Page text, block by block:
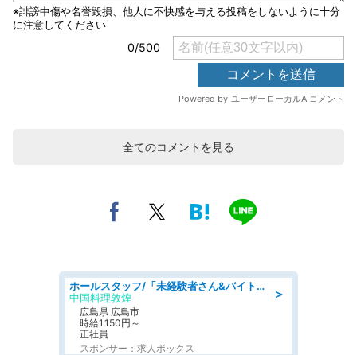
全てのコメントを見る
＞
ホールスタッフ/「未経験者さん&バイトデビューも大歓迎」残業ほぼなし×1日3時間〜勤務OK!フォロー体制も充実/広島県/広島市南区
中国料理敦煌
広島県 広島市
時給1,150円～
正社員
スポンサー：求人ボックス